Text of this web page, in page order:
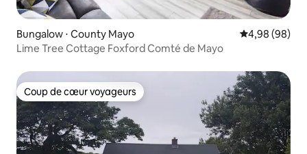
Bungalow ⋅ County Mayo Évaluation
4,98 (98)
Lime Tree Cottage Foxford Comté de Mayo
Coup de cœur voyageurs
Coup de cœur voyageurs